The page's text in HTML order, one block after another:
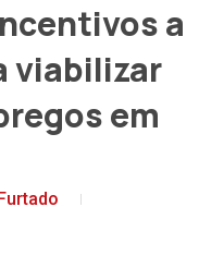
a
viabilizar
em